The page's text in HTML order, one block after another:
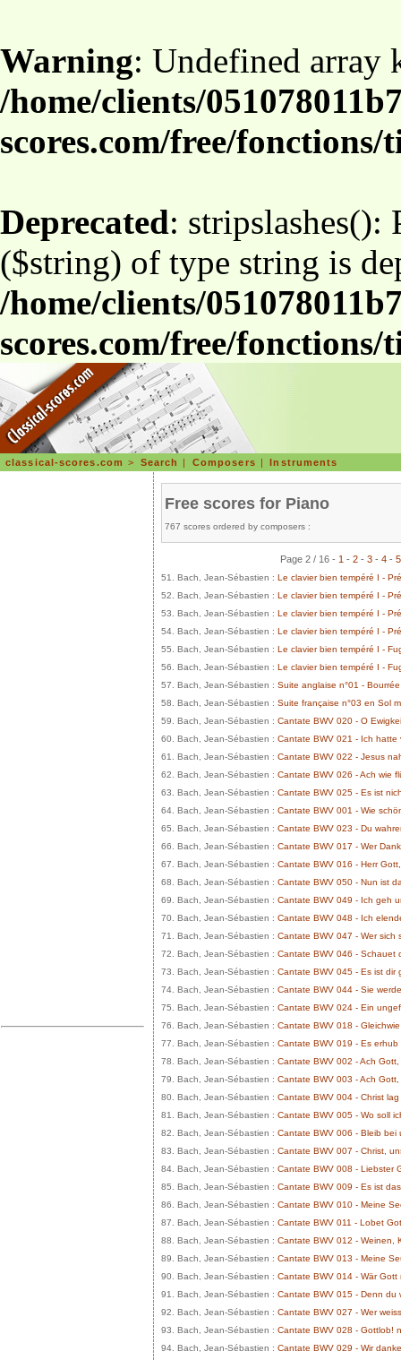
Warning: Undefined array
/home/clients/
scores.com/free/
Deprecated: stripslashes():
($string) of type string is
/home/clients/
scores.com/free/
classical-scores.com > Search | Composers |Instruments
Free scores for Piano
767 scores ordered by composers :
Page 2 / 16 - 1 - 2 - 3 - 4 - 5
51. Bach, Jean-Sébastien : Le clavier bien tempéré I -
52. Bach, Jean-Sébastien : Le clavier bien tempéré I -
53. Bach, Jean-Sébastien : Le clavier bien tempéré I -
54. Bach, Jean-Sébastien : Le clavier bien tempéré I -
55. Bach, Jean-Sébastien : Le clavier bien tempéré I -
56. Bach, Jean-Sébastien : Le clavier bien tempéré I -
57. Bach, Jean-Sébastien : Suite anglaise n°01 -
58. Bach, Jean-Sébastien : Suite française n°03 en Sol
59. Bach, Jean-Sébastien : Cantate BWV 020 - O
60. Bach, Jean-Sébastien : Cantate BWV 021 - Ich hatte
61. Bach, Jean-Sébastien : Cantate BWV 022 - Jesus
62. Bach, Jean-Sébastien : Cantate BWV 026 - Ach wie
63. Bach, Jean-Sébastien : Cantate BWV 025 - Es ist
64. Bach, Jean-Sébastien : Cantate BWV 001 - Wie
65. Bach, Jean-Sébastien : Cantate BWV 023 - Du
66. Bach, Jean-Sébastien : Cantate BWV 017 - Wer
67. Bach, Jean-Sébastien : Cantate BWV 016 - Herr
68. Bach, Jean-Sébastien : Cantate BWV 050 - Nun ist
69. Bach, Jean-Sébastien : Cantate BWV 049 - Ich geh
70. Bach, Jean-Sébastien : Cantate BWV 048 - Ich
71. Bach, Jean-Sébastien : Cantate BWV 047 - Wer sich
72. Bach, Jean-Sébastien : Cantate BWV 046 - Schauet
73. Bach, Jean-Sébastien : Cantate BWV 045 - Es ist dir
74. Bach, Jean-Sébastien : Cantate BWV 044 - Sie
75. Bach, Jean-Sébastien : Cantate BWV 024 - Ein
76. Bach, Jean-Sébastien : Cantate BWV 018 -
77. Bach, Jean-Sébastien : Cantate BWV 019 - Es erhub
78. Bach, Jean-Sébastien : Cantate BWV 002 - Ach
79. Bach, Jean-Sébastien : Cantate BWV 003 - Ach
80. Bach, Jean-Sébastien : Cantate BWV 004 - Christ
81. Bach, Jean-Sébastien : Cantate BWV 005 - Wo soll
82. Bach, Jean-Sébastien : Cantate BWV 006 - Bleib bei
83. Bach, Jean-Sébastien : Cantate BWV 007 - Christ,
84. Bach, Jean-Sébastien : Cantate BWV 008 - Liebster
85. Bach, Jean-Sébastien : Cantate BWV 009 - Es ist
86. Bach, Jean-Sébastien : Cantate BWV 010 - Meine
87. Bach, Jean-Sébastien : Cantate BWV 011 - Lobet
88. Bach, Jean-Sébastien : Cantate BWV 012 - Weinen,
89. Bach, Jean-Sébastien : Cantate BWV 013 - Meine
90. Bach, Jean-Sébastien : Cantate BWV 014 - Wär Gott
91. Bach, Jean-Sébastien : Cantate BWV 015 - Denn du
92. Bach, Jean-Sébastien : Cantate BWV 027 - Wer
93. Bach, Jean-Sébastien : Cantate BWV 028 - Gottlob!
94. Bach, Jean-Sébastien : Cantate BWV 029 - Wir